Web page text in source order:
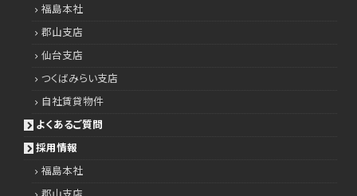
福島本社
郡山支店
仙台支店
つくばみらい支店
自社賃貸物件
よくあるご質問
採用情報
福島本社